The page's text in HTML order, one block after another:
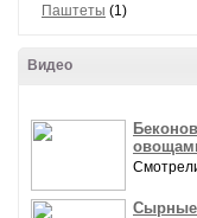
Паштеты (1)
Видео
Сырные